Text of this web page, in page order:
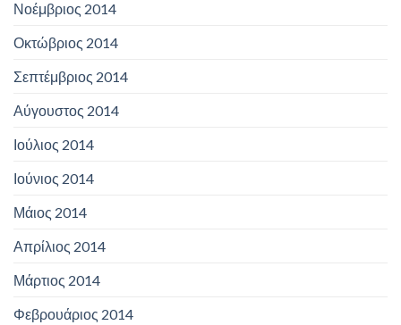
Νοέμβριος 2014
Οκτώβριος 2014
Σεπτέμβριος 2014
Αύγουστος 2014
Ιούλιος 2014
Ιούνιος 2014
Μάιος 2014
Απρίλιος 2014
Μάρτιος 2014
Φεβρουάριος 2014